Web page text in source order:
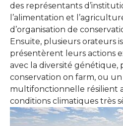
Show larger version
des représentants
l’alimentation et
d’organisation de
Ensuite, plusieurs orateurs
présentèrent leurs actions
avec la diversité génétique,
conservation on farm, ou
multifonctionnelle résilient
conditions climatiques très